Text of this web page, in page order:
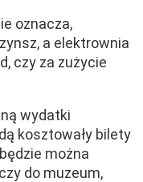
oznacza,
a elektrownia
czy za zużycie
wydatki
kosztowały bilety
można
do muzeum,